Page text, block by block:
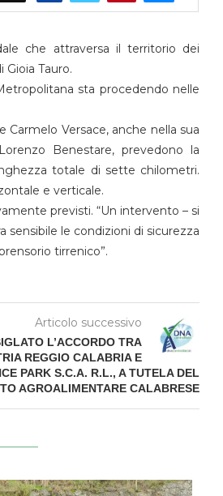
che attraversa il territorio dei
Tauro.
sta procedendo nelle
Versace, anche nella sua
Benestare, prevedono la
totale di sette chilometri.
e verticale.
previsti. “Un intervento – si
sensibile le condizioni di sicurezza
tirrenico”.
Articolo successivo
L’ACCORDO TRA
REGGIO CALABRIA E
PARK S.C.A. R.L., A TUTELA DEL
AGROALIMENTARE CALABRESE